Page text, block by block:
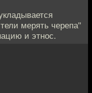
мерять черепа"
и этнос.